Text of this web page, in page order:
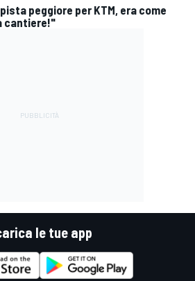
peggiore per KTM, era come
cantiere!"
le tue app